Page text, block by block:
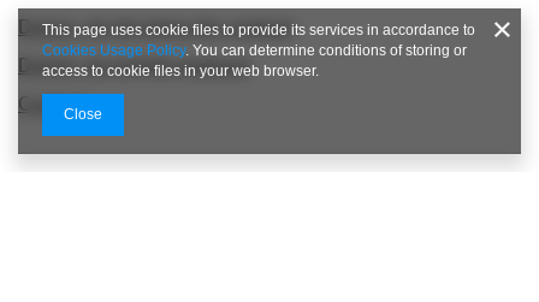
Doresc să mă retrag din contract
Doresc să schimb produsul
Contact
This page uses cookie files to provide its services in accordance to
Cookies Usage Policy. You can determine conditions of storing or
access to cookie files in your web browser.
Close